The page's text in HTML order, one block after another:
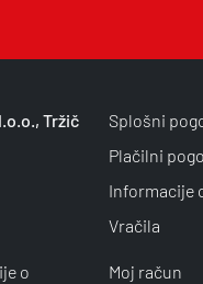
Tržič
o
Splošni
Plačilni
Informacije
Vračila
Moj račun